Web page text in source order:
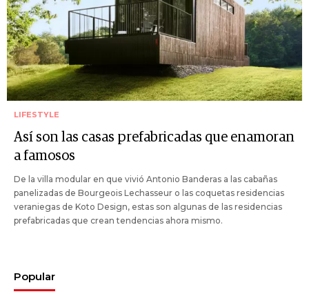
LIFESTYLE
Así son las casas prefabricadas que enamoran
a famosos
De la villa modular en que vivió Antonio Banderas a las cabañas
panelizadas de Bourgeois Lechasseur o las coquetas residencias
veraniegas de Koto Design, estas son algunas de las residencias
prefabricadas que crean tendencias ahora mismo.
Popular